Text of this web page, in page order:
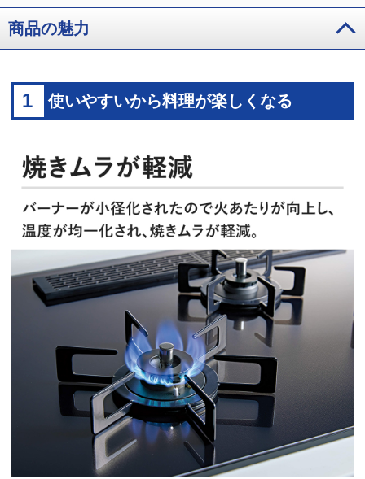
商品の魅力
1 使いやすいから料理が楽しくなる